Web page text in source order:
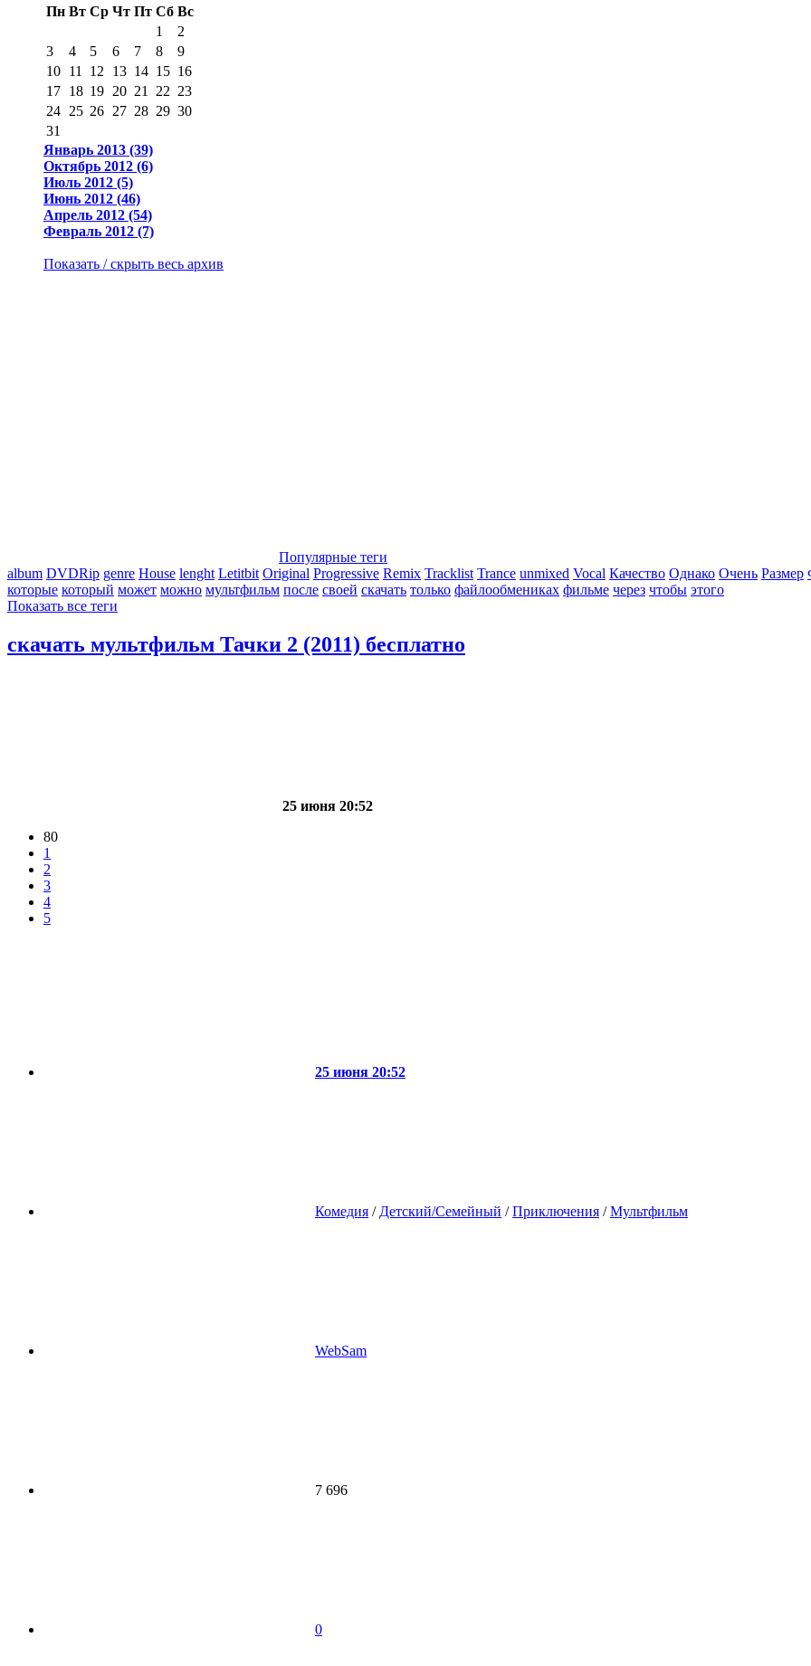
Пн Вт Ср Чт Пт Сб Вс
1
2
3
4 5 6 7 8
9
10 11 12 13 14 15 16
17 18 19 20 21 22 23
24 25 26 27 28 29 30
31
Январь 2013 (39)
Октябрь 2012 (6)
Июль 2012 (5)
Июнь 2012 (46)
Апрель 2012 (54)
Февраль 2012 (7)
Показать / скрыть весь архив
Популярные теги
album DVDRip genre House lenght Letitbit Original Progressive Remix Tracklist Trance unmixed Vocal Качество Однако Очень Размер
которые который может можно мультфильм после своей скачать только файлообмениках фильме через чтобы этого
Показать все теги
скачать мультфильм Тачки 2 (2011) бесплатно
25 июня 20:52
80
1
2
3
4
5
25 июня 20:52
Комедия / Детский/Семейный /Приключения /Мультфильм
WebSam
7 696
0